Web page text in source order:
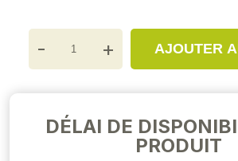
- + AJOUTER
DÉLAI DE
PRODUIT